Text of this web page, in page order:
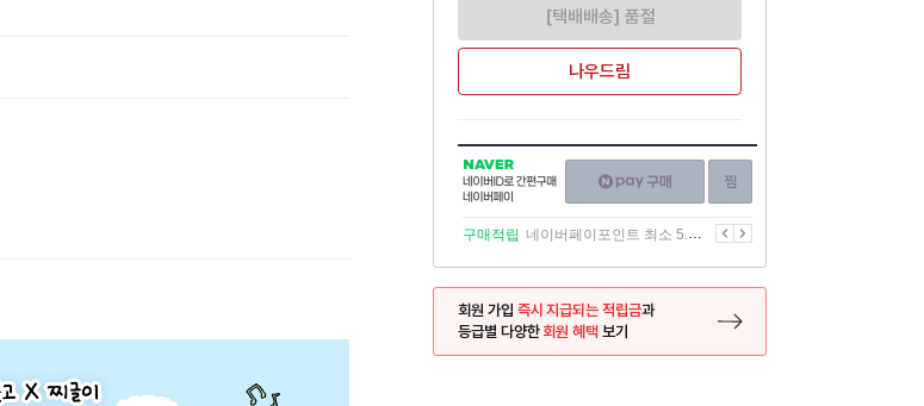
[택배배송] 품절
나우드림
NAVER
네이버
ID로
간편구매
네이버페이
구매하기
이전
구매적립 네이버페이포인트 최소 5.5% 적립 다음
회원 가입 즉시 지급되는 적립금과
등급별 다양한회원 혜택 보기